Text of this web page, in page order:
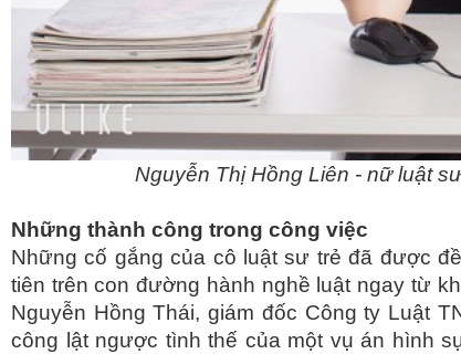
Nguyễn Thị Hồng Liên - nữ luật
Những thành công trong công việc
Những cố gắng của cô luật sư trẻ đã được
tiên trên con đường hành nghề luật ngay từ
Nguyễn Hồng Thái, giám đốc Công ty Luật
công lật ngược tình thế của một vụ án hình